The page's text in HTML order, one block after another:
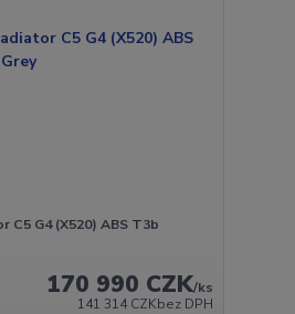
C5 G4 (X520) ABS T3b
170 990 CZK/ks
141 314 CZKbez DPH